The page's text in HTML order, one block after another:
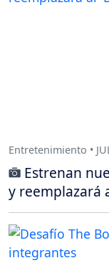
Entretenimiento •
Estrenan
y reemplazará